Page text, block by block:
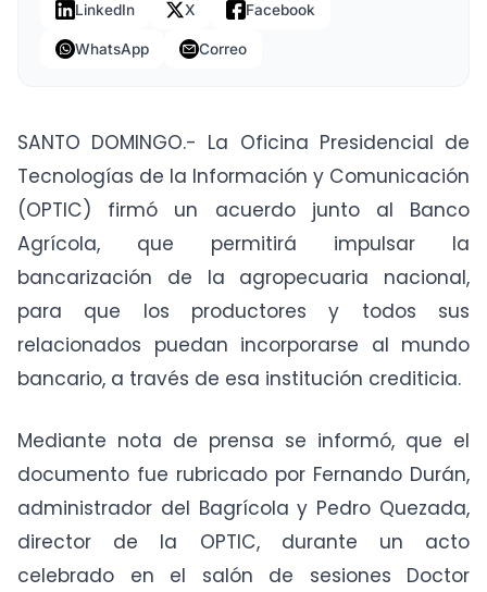
SANTO DOMINGO.- La Oficina Presidencial de
Tecnologías de la Información y Comunicación
(OPTIC) firmó un acuerdo junto al Banco
Agrícola, que permitirá impulsar la
bancarización de la agropecuaria nacional,
para que los productores y todos sus
relacionados puedan incorporarse al mundo
bancario, a través de esa institución crediticia.
Mediante nota de prensa se informó, que el
documento fue rubricado por Fernando Durán,
administrador del Bagrícola y Pedro Quezada,
director de la OPTIC, durante un acto
celebrado en el salón de sesiones Doctor
LinkedIn
X Facebook
WhatsApp Correo